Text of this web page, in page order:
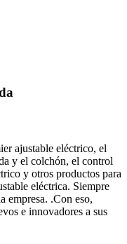
ajustable eléctrico, el
y el colchón, el control
y otros productos para
eléctrica. Siempre
empresa. .Con eso,
e innovadores a sus